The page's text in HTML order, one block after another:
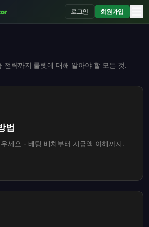
로그인 회원가입
전략까지 룰렛에 대해 알아야 할 모든 것.
법
세요 - 베팅 배치부터 지급액 이해까지.